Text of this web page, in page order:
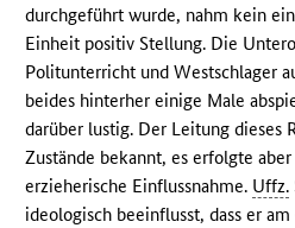
durchgeführt wurde, nahm kein
Einheit positiv Stellung. Die
Politunterricht und Westschlager
beides hinterher einige Male
darüber lustig. Der Leitung dieses
Zustände bekannt, es erfolgte
erzieherische Einflussnahme. Uffz.
ideologisch beeinflusst, dass er